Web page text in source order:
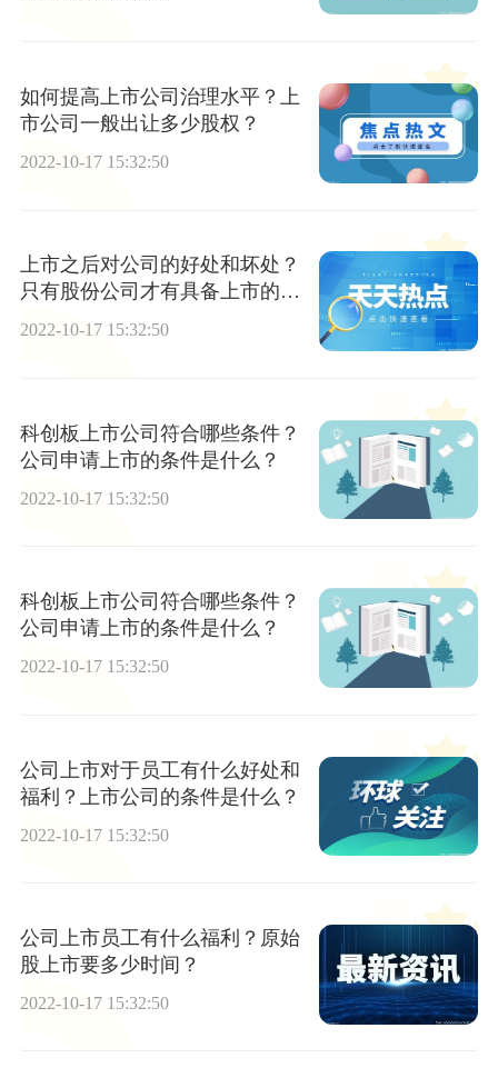
如何提高上市公司治理水平？上
市公司一般出让多少股权？
2022-10-17 15:32:50
上市之后对公司的好处和坏处？
只有股份公司才有具备上市的资
格吗？
2022-10-17 15:32:50
科创板上市公司符合哪些条件？
公司申请上市的条件是什么？
2022-10-17 15:32:50
科创板上市公司符合哪些条件？
公司申请上市的条件是什么？
2022-10-17 15:32:50
公司上市对于员工有什么好处和
福利？上市公司的条件是什么？
2022-10-17 15:32:50
公司上市员工有什么福利？原始
股上市要多少时间？
2022-10-17 15:32:50